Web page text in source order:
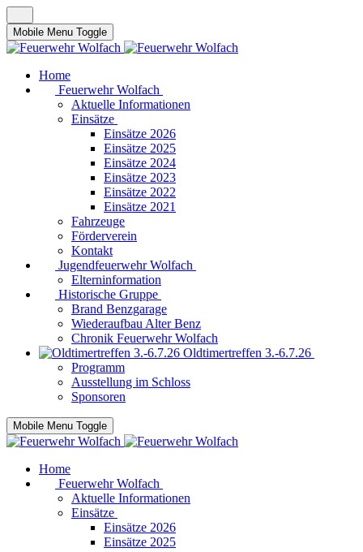
Mobile Menu Toggle
Home
Feuerwehr Wolfach
Aktuelle Informationen
Einsätze
Einsätze 2026
Einsätze 2025
Einsätze 2024
Einsätze 2023
Einsätze 2022
Einsätze 2021
Fahrzeuge
Förderverein
Kontakt
Jugendfeuerwehr Wolfach
Elterninformation
Historische Gruppe
Brand Benzgarage
Wiederaufbau Alter Benz
Chronik Feuerwehr Wolfach
Oldtimertreffen 3.-6.7.26
Programm
Ausstellung im Schloss
Sponsoren
Mobile Menu Toggle
Home
Feuerwehr Wolfach
Aktuelle Informationen
Einsätze
Einsätze 2026
Einsätze 2025